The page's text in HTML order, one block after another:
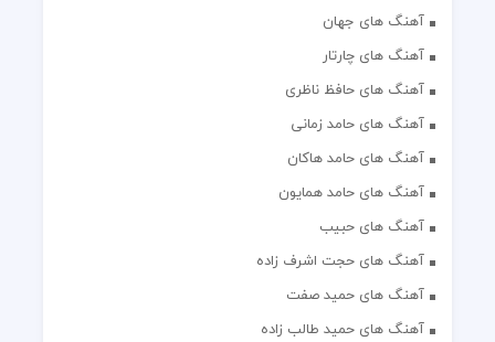
آهنگ های جهان
آهنگ های چارتار
آهنگ های حافظ ناظری
آهنگ های حامد زمانی
آهنگ های حامد هاکان
آهنگ های حامد همایون
آهنگ های حبیب
آهنگ های حجت اشرف زاده
آهنگ های حمید صفت
آهنگ های حمید طالب زاده